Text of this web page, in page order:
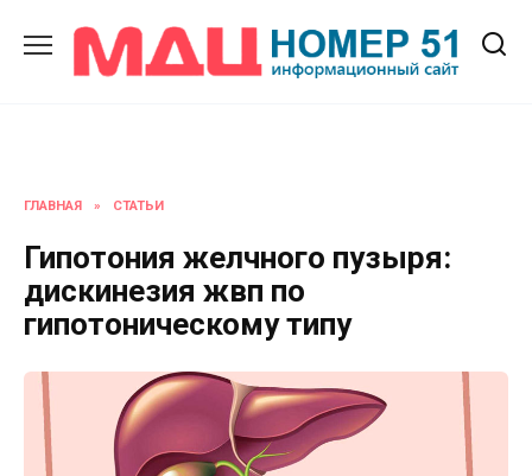
содержанию
ГЛАВНАЯ » СТАТЬИ
Гипотония желчного пузыря:
дискинезия жвп по
гипотоническому типу